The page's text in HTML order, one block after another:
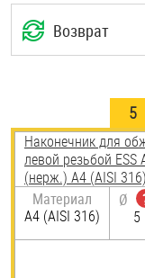
Возврат
5
Наконечник для
левой резьбой
(нерж.) A4 (AISI 316)
Материал
A4 (AISI 316)
Ø
5